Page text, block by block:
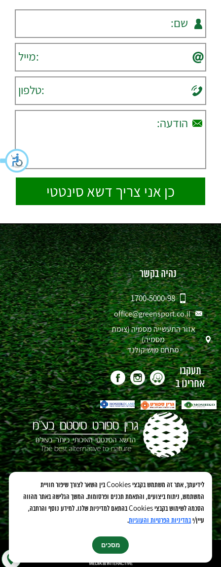
נהיה בקשר
1700-5000-98
office@greensport.co.il
אזור התעשייה מסמיה (צומת
מסמיה)
מתחם מושיקולנד
תעקבו
אחרינו ב
אנחנו גם כאו:לידיעתך, אתר זה משתמש בקבצי Cookies בין השאר לצורך שיפור חוויית
המשתמש, ניתוח ביצועים, והתאמת תכנים ופרסומות. המשך הגלישה באתר מהווה
הסכמה לשימוש בקבצי Cookies בהתאם למדיניות שלנו. למידע נוסף והרחבה,
עיין/יבמדיניות הפרטיות והעוגיות.
מסכים